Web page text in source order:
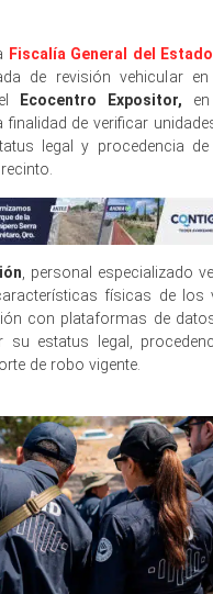
Fiscalía General del
de revisión vehicular
Ecocentro Expositor,
finalidad de verificar
legal y procedencia
, personal especializado
físicas de los
con plataformas de
su estatus legal,
de robo vigente.